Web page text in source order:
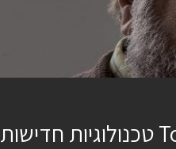
OurCrowd תאתר עבור Toyota Tsusho טכנולוגיות חדישות